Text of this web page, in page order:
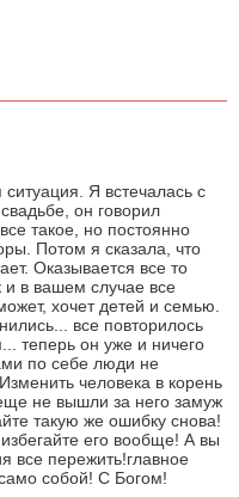
Я встечалась с
он говорил
такое, но постоянно
Потом я сказала, что
Оказывается все то
и в вашем случае все
хочет детей и семью.
все повторилось
теперь он уже и ничего
по себе люди не
человека в корень
не вышли за него замуж
такую же ошибку снова!
его вообще! А вы
все пережить!главное
собой! С Богом!